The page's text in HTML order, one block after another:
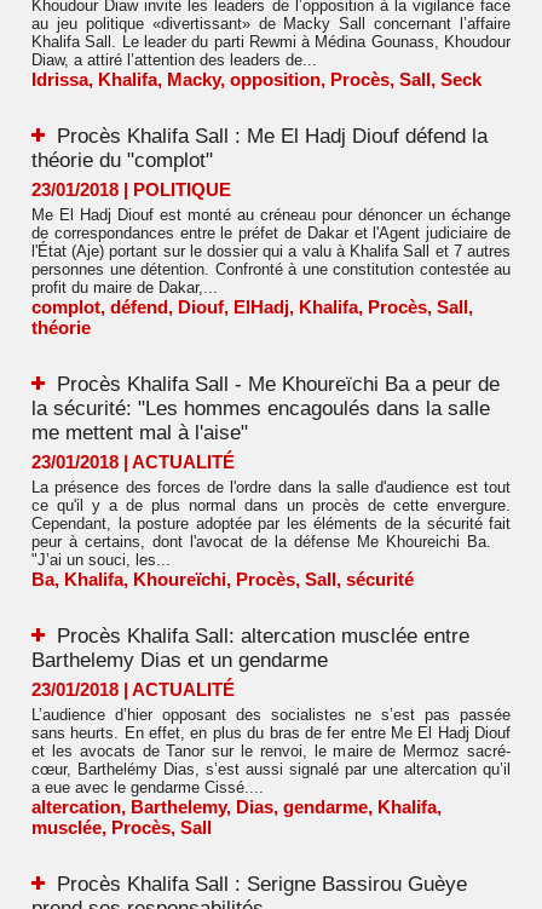
Khoudour Diaw invite les leaders de l’opposition à la vigilance face
au jeu politique «divertissant» de Macky Sall concernant l’affaire
Khalifa Sall. Le leader du parti Rewmi à Médina Gounass, Khoudour
Diaw, a attiré l’attention des leaders de...
Idrissa, Khalifa, Macky, opposition, Procès, Sall, Seck
Procès Khalifa Sall : Me El Hadj Diouf défend la
théorie du "complot"
23/01/2018 | POLITIQUE
Me El Hadj Diouf est monté au créneau pour dénoncer un échange
de correspondances entre le préfet de Dakar et l'Agent judiciaire de
l'État (Aje) portant sur le dossier qui a valu à Khalifa Sall et 7 autres
personnes une détention. Confronté à une constitution contestée au
profit du maire de Dakar,...
complot, défend, Diouf, ElHadj, Khalifa, Procès, Sall,
théorie
Procès Khalifa Sall - Me Khoureïchi Ba a peur de
la sécurité: "Les hommes encagoulés dans la salle
me mettent mal à l'aise"
23/01/2018 | ACTUALITÉ
La présence des forces de l'ordre dans la salle d'audience est tout
ce qu'il y a de plus normal dans un procès de cette envergure.
Cependant, la posture adoptée par les éléments de la sécurité fait
peur à certains, dont l'avocat de la défense Me Khoureichi Ba.
"J’ai un souci, les...
Ba, Khalifa, Khoureïchi, Procès, Sall, sécurité
Procès Khalifa Sall: altercation musclée entre
Barthelemy Dias et un gendarme
23/01/2018 | ACTUALITÉ
L’audience d’hier opposant des socialistes ne s’est pas passée
sans heurts. En effet, en plus du bras de fer entre Me El Hadj Diouf
et les avocats de Tanor sur le renvoi, le maire de Mermoz sacré-
cœur, Barthelémy Dias, s’est aussi signalé par une altercation qu’il
a eue avec le gendarme Cissé....
altercation, Barthelemy, Dias, gendarme, Khalifa,
musclée, Procès, Sall
Procès Khalifa Sall : Serigne Bassirou Guèye